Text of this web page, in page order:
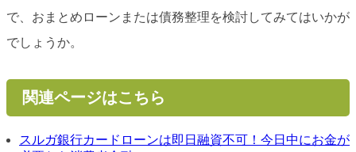
で、おまとめローンまたは債務整理を検討してみてはいかが
でしょうか。
関連ページはこちら
スルガ銀行カードローンは即日融資不可！今日中にお金が